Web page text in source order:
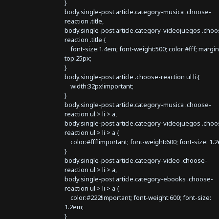
}
body.single-post article.category-musica .choose-
reaction .title,
body.single-post article.category-videojuegos
reaction .title {
font-size:1.4em; font-weight:500; color:#fff;
top:25px;
}
body.single-post article .choose-reaction ul li {
width:32px!important;
}
body.single-post article.category-musica .choose-
reaction ul > li > a,
body.single-post article.category-videojuegos
reaction ul > li > a {
color:#fff!important; font-weight:600; font-size:
}
body.single-post article.category-video .choose-
reaction ul > li > a,
body.single-post article.category-ebooks .choose-
reaction ul > li > a {
color:#222!important; font-weight:600; font-size:
1.2em;
}